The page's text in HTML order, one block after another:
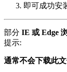
即可成功安
部分 IE 或 Edge
提示:
通常不会下载此